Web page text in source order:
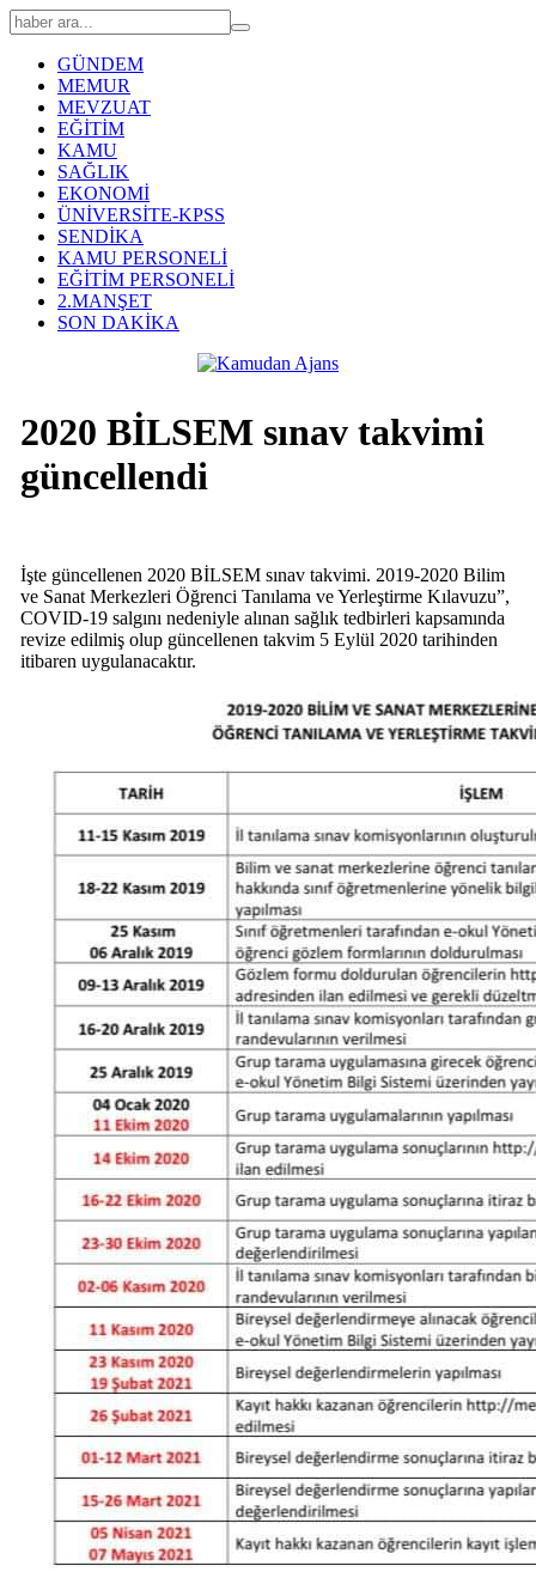
GÜNDEM
MEMUR
MEVZUAT
EĞİTİM
KAMU
SAĞLIK
EKONOMİ
ÜNİVERSİTE-KPSS
SENDİKA
KAMU PERSONELİ
EĞİTİM PERSONELİ
2.MANŞET
SON DAKİKA
2020 BİLSEM sınav takvimi
güncellendi
İşte güncellenen 2020 BİLSEM sınav takvimi. 2019-2020 Bilim
ve Sanat Merkezleri Öğrenci Tanılama ve Yerleştirme Kılavuzu”,
COVID-19 salgını nedeniyle alınan sağlık tedbirleri kapsamında
revize edilmiş olup güncellenen takvim 5 Eylül 2020 tarihinden
itibaren uygulanacaktır.